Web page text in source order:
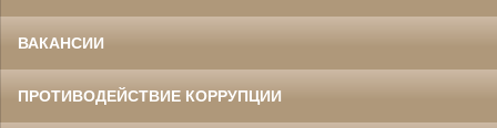
ВАКАНСИИ
ПРОТИВОДЕЙСТВИЕ КОРРУПЦИИ